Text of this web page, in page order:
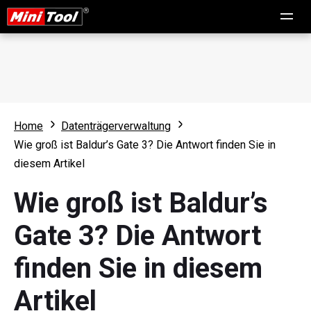
Home
Datenträgerverwaltung
Wie groß ist Baldur’s Gate 3? Die Antwort finden Sie in
diesem Artikel
Wie groß ist Baldur’s
Gate 3? Die Antwort
finden Sie in diesem
Artikel